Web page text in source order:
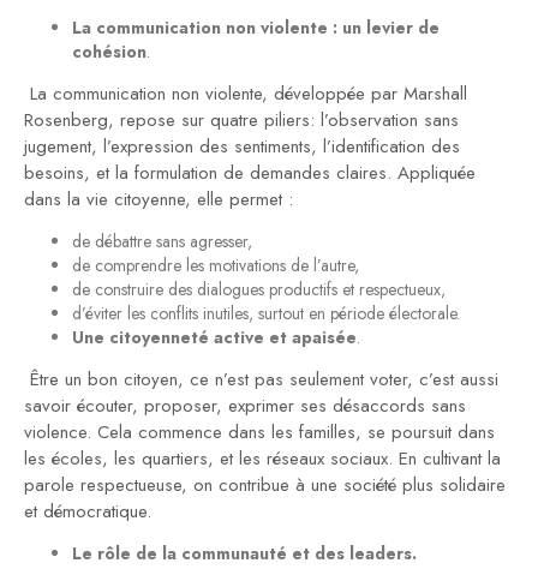
La communication non violente : un levier de
cohésion.
La communication non violente, développée par Marshall
Rosenberg, repose sur quatre piliers: l’observation sans
jugement, l’expression des sentiments, l’identification des
besoins, et la formulation de demandes claires. Appliquée
dans la vie citoyenne, elle permet :
de débattre sans agresser,
de comprendre les motivations de l’autre,
de construire des dialogues productifs et respectueux,
d’éviter les conflits inutiles, surtout en période électorale.
Une citoyenneté active et apaisée.
Être un bon citoyen, ce n’est pas seulement voter, c’est aussi
savoir écouter, proposer, exprimer ses désaccords sans
violence. Cela commence dans les familles, se poursuit dans
les écoles, les quartiers, et les réseaux sociaux. En cultivant la
parole respectueuse, on contribue à une société plus solidaire
et démocratique.
Le rôle de la communauté et des leaders.